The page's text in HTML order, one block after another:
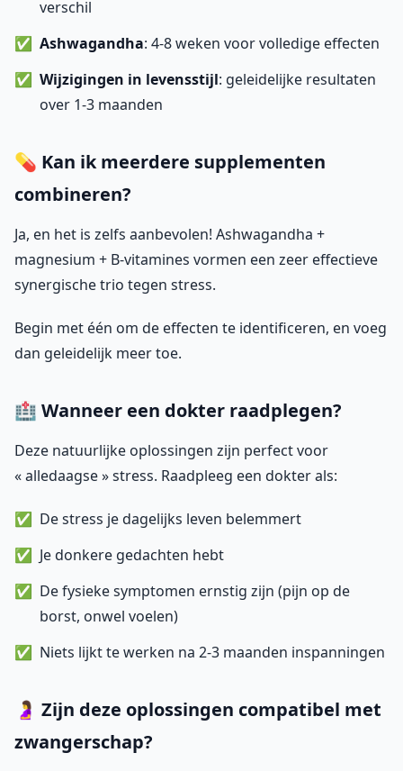
verschil
Ashwagandha: 4-8 weken voor volledige effecten
Wijzigingen in levensstijl: geleidelijke resultaten
over 1-3 maanden
💊 Kan ik meerdere supplementen
combineren?
Ja, en het is zelfs aanbevolen! Ashwagandha +
magnesium + B-vitamines vormen een zeer effectieve
synergische trio tegen stress.
Begin met één om de effecten te identificeren, en voeg
dan geleidelijk meer toe.
🏥 Wanneer een dokter raadplegen?
Deze natuurlijke oplossingen zijn perfect voor
« alledaagse » stress. Raadpleeg een dokter als:
De stress je dagelijks leven belemmert
Je donkere gedachten hebt
De fysieke symptomen ernstig zijn (pijn op de
borst, onwel voelen)
Niets lijkt te werken na 2-3 maanden inspanningen
🤰 Zijn deze oplossingen compatibel met
zwangerschap?